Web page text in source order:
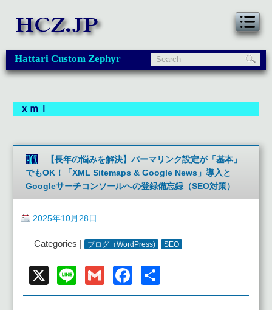
Hattari Custom Zephyr
ｘｍｌ
【長年の悩みを解決】パーマリンク設定が「基本」
でもOK！「XML Sitemaps & Google News」導入と
Googleサーチコンソールへの登録備忘録（SEO対策）
2025年10月28日
Categories | ブログ（WordPress) SEO
X Line GmailFacebook
有